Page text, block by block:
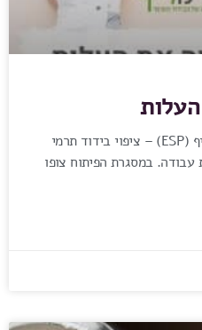
איכות ששווה את העלות תֵרְמָלַייף (ESP) – ציפוי בידוד תרמי
2004 לאחר 6 שנות עבודה. במסגרת הפיתוח צופו